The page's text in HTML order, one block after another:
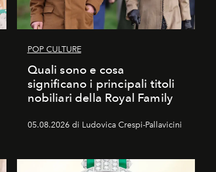
POP CULTURE
Quali sono e cosa
significano i principali titoli
nobiliari della Royal Family
05.08.2026 di Ludovica Crespi-Pallavicini